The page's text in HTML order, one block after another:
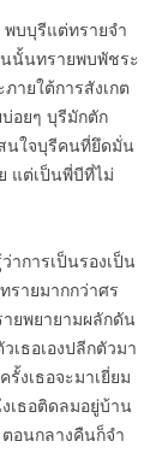
บบุรีแต่ทรายจำ
นนั้นทรายพบพัชระ
ายใต้การสังเกต
อยๆ บุรีมักตัก
นใจบุรีคนที่ยึดมั่น
แต่เป็นพี่บีที่ไม่
าการเป็นรองเป็น
รายมากกว่าศร
ยพยายามผลักดัน
เธอเองปลีกตัวมา
งเธอจะมาเยี่ยม
เธอติดลมอยู่บ้าน
อนกลางคืนก็จำ